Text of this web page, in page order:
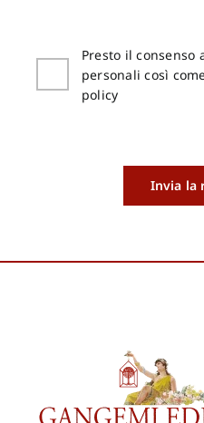
Presto il
personali così
policy
Invia la